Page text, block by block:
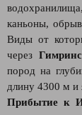
каньоны,
Виды от
через
пород на
длину 4300 м и
Прибытие к